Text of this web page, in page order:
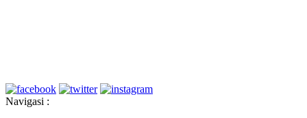
Navigasi :